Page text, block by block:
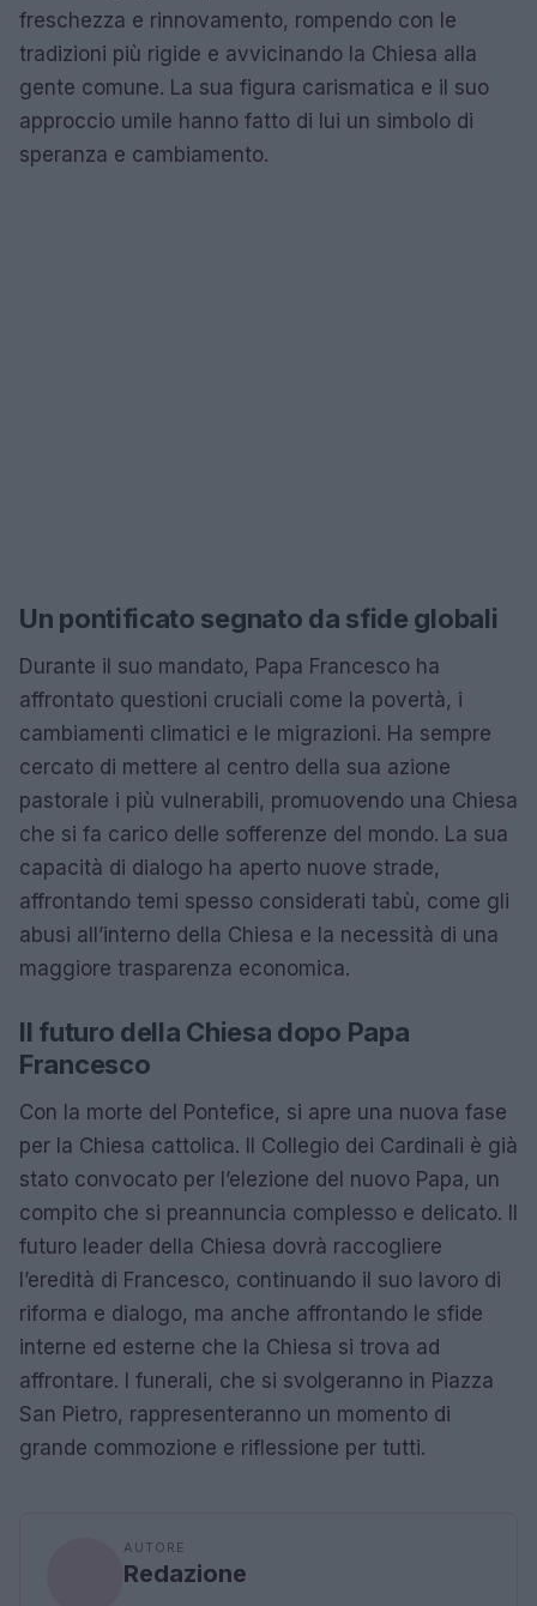
freschezza e rinnovamento, rompendo con le
tradizioni più rigide e avvicinando la Chiesa alla
gente comune. La sua figura carismatica e il suo
approccio umile hanno fatto di lui un simbolo di
speranza e cambiamento.
Un pontificato segnato da sfide globali
Durante il suo mandato, Papa Francesco ha
affrontato questioni cruciali come la povertà, i
cambiamenti climatici e le migrazioni. Ha sempre
cercato di mettere al centro della sua azione
pastorale i più vulnerabili, promuovendo una Chiesa
che si fa carico delle sofferenze del mondo. La sua
capacità di dialogo ha aperto nuove strade,
affrontando temi spesso considerati tabù, come gli
abusi all’interno della Chiesa e la necessità di una
maggiore trasparenza economica.
Il futuro della Chiesa dopo Papa
Francesco
Con la morte del Pontefice, si apre una nuova fase
per la Chiesa cattolica. Il Collegio dei Cardinali è già
stato convocato per l’elezione del nuovo Papa, un
compito che si preannuncia complesso e delicato. Il
futuro leader della Chiesa dovrà raccogliere
l’eredità di Francesco, continuando il suo lavoro di
riforma e dialogo, ma anche affrontando le sfide
interne ed esterne che la Chiesa si trova ad
affrontare. I funerali, che si svolgeranno in Piazza
San Pietro, rappresenteranno un momento di
grande commozione e riflessione per tutti.
AUTORE
Redazione